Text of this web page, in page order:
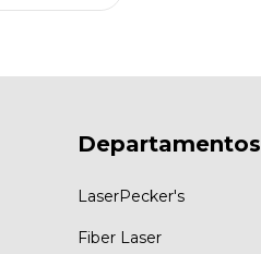
Departamentos
LaserPecker's
Fiber Laser